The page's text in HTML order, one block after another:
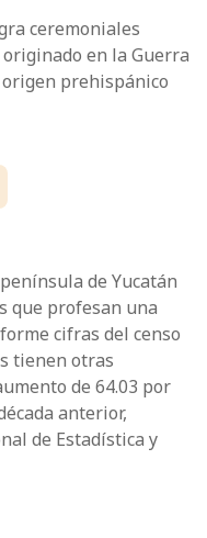
ceremoniales
en la Guerra
prehispánico
de Yucatán
que profesan una
cifras del censo
tienen otras
de 64.03 por
anterior,
de Estadística y